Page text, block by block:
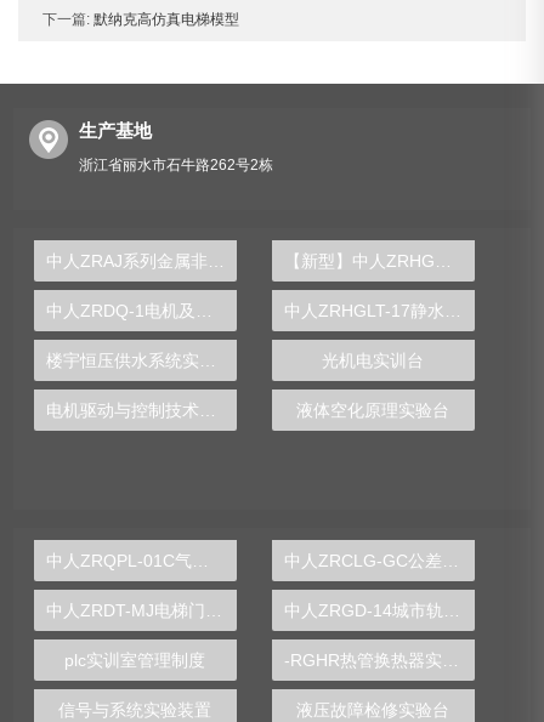
下一篇: 默纳克高仿真电梯模型
生产基地
浙江省丽水市石牛路262号2栋
光机电实训台
液体空化原理实验台
plc实训室管理制度
信号与系统实验装置 液压故障检修实验台